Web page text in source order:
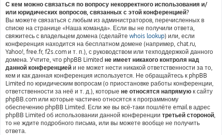
С кем можно связаться по вопросу некорректного использования и/
или юридических вопросов, связанных с этой конференцией?
Вы можете связаться с любым из администраторов, перечисленных в
списке на странице «Наша команда». Если вы не получили ответа,
свяжитесь с владельцем домена (сделайте whois lookup) или, если
конференция находится на бесплатном домене (например, chat.ru,
Yahoo!, free.fr, f2s.com и т. п.), с руководством или техподдержкой данного
домена. Учтите, что phpBB Limited не имеет никакого контроля над
данной конференцией и не может нести никакой ответственности за то,
кем и как данная конференция используется. Не обращайтесь к phpBB
Limited по юридическим вопросам (о приостановке работы конференции,
ответственности за неё и т. д.), которые не относятся напрямую к сайту
phpBB.com или которые частично относятся к программному
обеспечению phpBB Limited. Если же вы всё-таки пошлёте email в адрес
phpBB Limited об использовании данной конференции третьей стороной,
то не ждите подробного письма, или вы можете вообще не получить
ответа.